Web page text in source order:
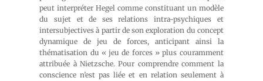
peut interpréter Hegel comme constituant un modèle
du sujet et de ses relations intra-psychiques et
intersubjectives à partir de son exploration du concept
dynamique de jeu de forces, anticipant ainsi la
thématisation du « jeu de forces » plus couramment
attribuée à Nietzsche. Pour comprendre comment la
conscience n’est pas liée et en relation seulement à